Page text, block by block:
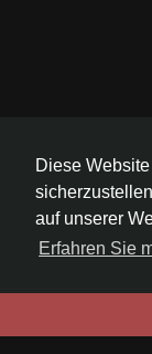
Diese
auf unserer
Erfahren Sie